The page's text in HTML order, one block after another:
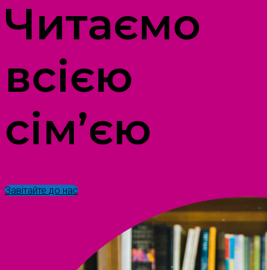
Читаємо
всією
сім’єю
Завітайте до нас